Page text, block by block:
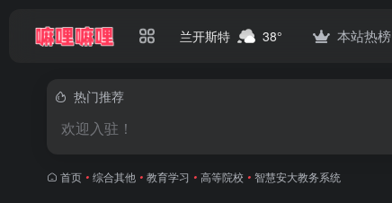
兰开斯特 38° 本站热榜
热门推荐
欢迎入驻！
首页 • 综合其他 • 教育学习 • 高等院校 • 智慧安大教务系统